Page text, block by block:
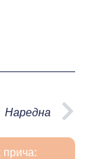
Наредна
прича: